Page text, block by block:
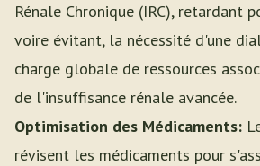
Rénale Chronique (IRC), retardant
voire évitant, la nécessité d'une
charge globale de ressources
de l'insuffisance rénale avancée.
Optimisation des Médicaments:
révisent les médicaments pour